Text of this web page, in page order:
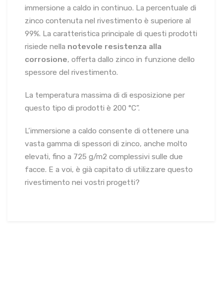
immersione a caldo in continuo. La percentuale di
zinco contenuta nel rivestimento è superiore al
99%. La caratteristica principale di questi prodotti
risiede nella notevole resistenza alla
corrosione, offerta dallo zinco in funzione dello
spessore del rivestimento.
La temperatura massima di di esposizione per
questo tipo di prodotti è 200 °C”.
L’immersione a caldo consente di ottenere una
vasta gamma di spessori di zinco, anche molto
elevati, fino a 725 g/m2 complessivi sulle due
facce. E a voi, è già capitato di utilizzare questo
rivestimento nei vostri progetti?